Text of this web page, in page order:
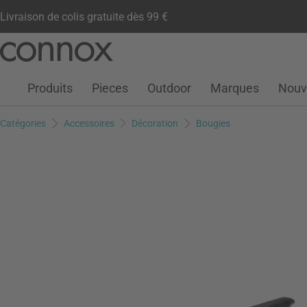
Livraison de colis gratuite dès 99 €
contenu
Compte clientListe de souhaits
Warenkorb
Produits Pieces Outdoor Marques
Catégories Accessoires Décoration Bougies